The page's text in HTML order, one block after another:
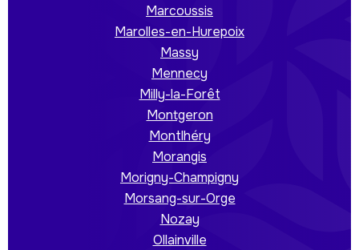
Marcoussis
Marolles-en-Hurepoix
Massy
Mennecy
Milly-la-Forêt
Montgeron
Montlhéry
Morangis
Morigny-Champigny
Morsang-sur-Orge
Nozay
Ollainville